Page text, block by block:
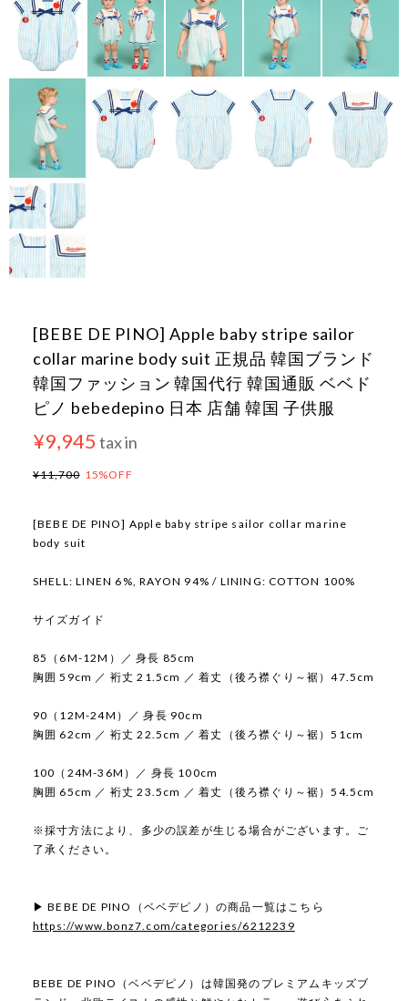
[BEBE DE PINO] Apple baby stripe sailor
collar marine body suit 正規品 韓国ブランド
韓国ファッション 韓国代行 韓国通販 ベベド
ピノ bebedepino 日本 店舗 韓国 子供服
¥9,945 tax in
¥11,700 15%OFF
[BEBE DE PINO] Apple baby stripe sailor collar marine
body suit
SHELL: LINEN 6%, RAYON 94% / LINING: COTTON 100%
サイズガイド
85（6M-12M）／ 身長 85cm
胸囲 59cm ／ 裄丈 21.5cm ／ 着丈（後ろ襟ぐり～裾）47.5cm
90（12M-24M）／ 身長 90cm
胸囲 62cm ／ 裄丈 22.5cm ／ 着丈（後ろ襟ぐり～裾）51cm
100（24M-36M）／ 身長 100cm
胸囲 65cm ／ 裄丈 23.5cm ／ 着丈（後ろ襟ぐり～裾）54.5cm
※採寸方法により、多少の誤差が生じる場合がございます。ご
了承ください。
▶ BEBE DE PINO（ベベデピノ）の商品一覧はこちら
https://www.bonz7.com/categories/6212239
BEBE DE PINO（ベベデピノ）は韓国発のプレミアムキッズブ